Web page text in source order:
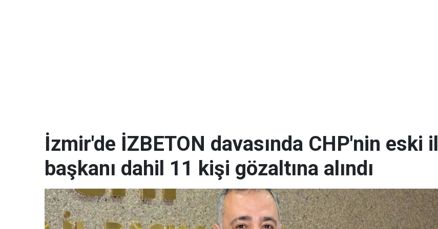
İzmir'de İZBETON davasında CHP'nin eski il
başkanı dahil 11 kişi gözaltına alındı